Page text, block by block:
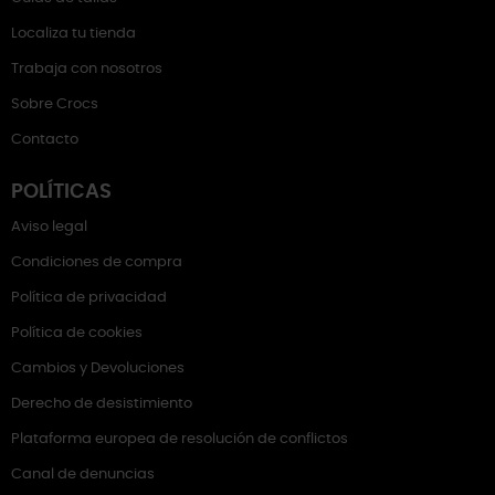
Localiza tu tienda
Trabaja con nosotros
Sobre Crocs
Contacto
POLÍTICAS
Aviso legal
Condiciones de compra
Política de privacidad
Política de cookies
Cambios y Devoluciones
Derecho de desistimiento
Plataforma europea de resolución de conflictos
Canal de denuncias